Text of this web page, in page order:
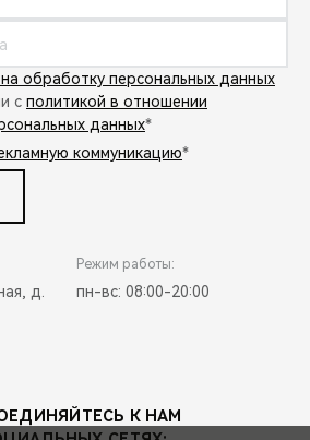
на обработку персональных данных
с политикой в отношении
данных*
коммуникацию*
д.
Режим работы:
пн-вс: 08:00-20:00
К НАМ